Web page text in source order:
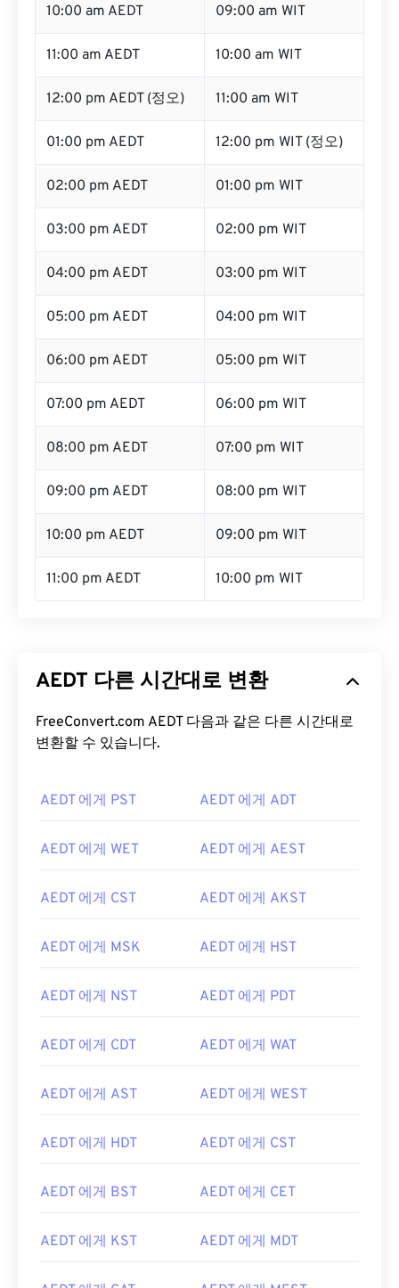
10:00 am AEDT 09:00 am WIT
11:00 am AEDT 10:00 am WIT
12:00 pm AEDT (정오) 11:00 am WIT
01:00 pm AEDT 12:00 pm WIT (정오)
02:00 pm AEDT 01:00 pm WIT
03:00 pm AEDT 02:00 pm WIT
04:00 pm AEDT 03:00 pm WIT
05:00 pm AEDT 04:00 pm WIT
06:00 pm AEDT 05:00 pm WIT
07:00 pm AEDT 06:00 pm WIT
08:00 pm AEDT 07:00 pm WIT
09:00 pm AEDT 08:00 pm WIT
10:00 pm AEDT 09:00 pm WIT
11:00 pm AEDT 10:00 pm WIT
AEDT 다른 시간대로 변환
FreeConvert.com AEDT 다음과 같은 다른 시간대로
변환할 수 있습니다.
AEDT 에게 PST AEDT 에게 ADT
AEDT 에게 WET AEDT 에게 AEST
AEDT 에게 CST AEDT 에게 AKST
AEDT 에게 MSK AEDT 에게 HST
AEDT 에게 NST AEDT 에게 PDT
AEDT 에게 CDT AEDT 에게 WAT
AEDT 에게 AST AEDT 에게 WEST
AEDT 에게 HDT AEDT 에게 CST
AEDT 에게 BST AEDT 에게 CET
AEDT 에게 KST AEDT 에게 MDT